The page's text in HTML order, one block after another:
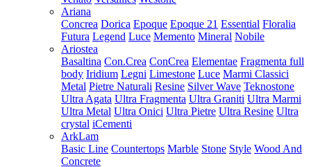
Ariana
Concrea Dorica Epoque Epoque 21 Essential Floralia
Futura Legend Luce Memento Mineral Nobile
Ariostea
Basaltina Con.Crea ConCrea Elementae Fragmenta full
body Iridium Legni Limestone Luce Marmi Classici
Metal Pietre Naturali Resine Silver Wave Teknostone
Ultra Agata Ultra Fragmenta Ultra Graniti Ultra Marmi
Ultra Metal Ultra Onici Ultra Pietre Ultra Resine Ultra
crystal iCementi
ArkLam
Basic Line Countertops Marble Stone Style Wood And
Concrete